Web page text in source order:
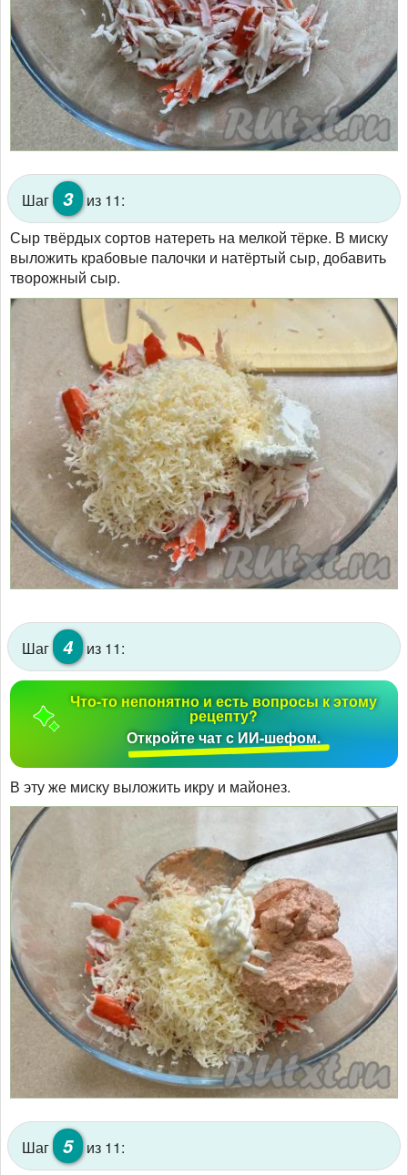
Шаг 3
из 11:
Сыр твёрдых сортов натереть на мелкой тёрке. В миску
выложить крабовые палочки и натёртый сыр, добавить
творожный сыр.
Шаг 4 из 11:
Что-то непонятно и есть вопросы к этому
рецепту?
Откройте чат с ИИ-шефом.
В эту же миску выложить икру и майонез.
Шаг 5
из 11: